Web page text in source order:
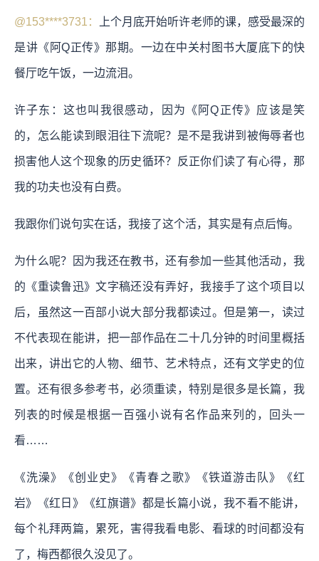
@153****3731： 上个月底开始听许老师的课，感受最深的
是讲《阿Q正传》那期。一边在中关村图书大厦底下的快
餐厅吃午饭，一边流泪。
许子东：这也叫我很感动，因为《阿Q正传》应该是笑
的，怎么能读到眼泪往下流呢？是不是我讲到被侮辱者也
损害他人这个现象的历史循环？反正你们读了有心得，那
我的功夫也没有白费。
我跟你们说句实在话，我接了这个活，其实是有点后悔。
为什么呢？因为我还在教书，还有参加一些其他活动，我
的《重读鲁迅》文字稿还没有弄好，我接手了这个项目以
后，虽然这一百部小说大部分我都读过。但是第一，读过
不代表现在能讲，把一部作品在二十几分钟的时间里概括
出来，讲出它的人物、细节、艺术特点，还有文学史的位
置。还有很多参考书，必须重读，特别是很多是长篇，我
列表的时候是根据一百强小说有名作品来列的，回头一
看……
《洗澡》《创业史》《青春之歌》《铁道游击队》《红
岩》《红日》《红旗谱》都是长篇小说，我不看不能讲，
每个礼拜两篇，累死，害得我看电影、看球的时间都没有
了，梅西都很久没见了。